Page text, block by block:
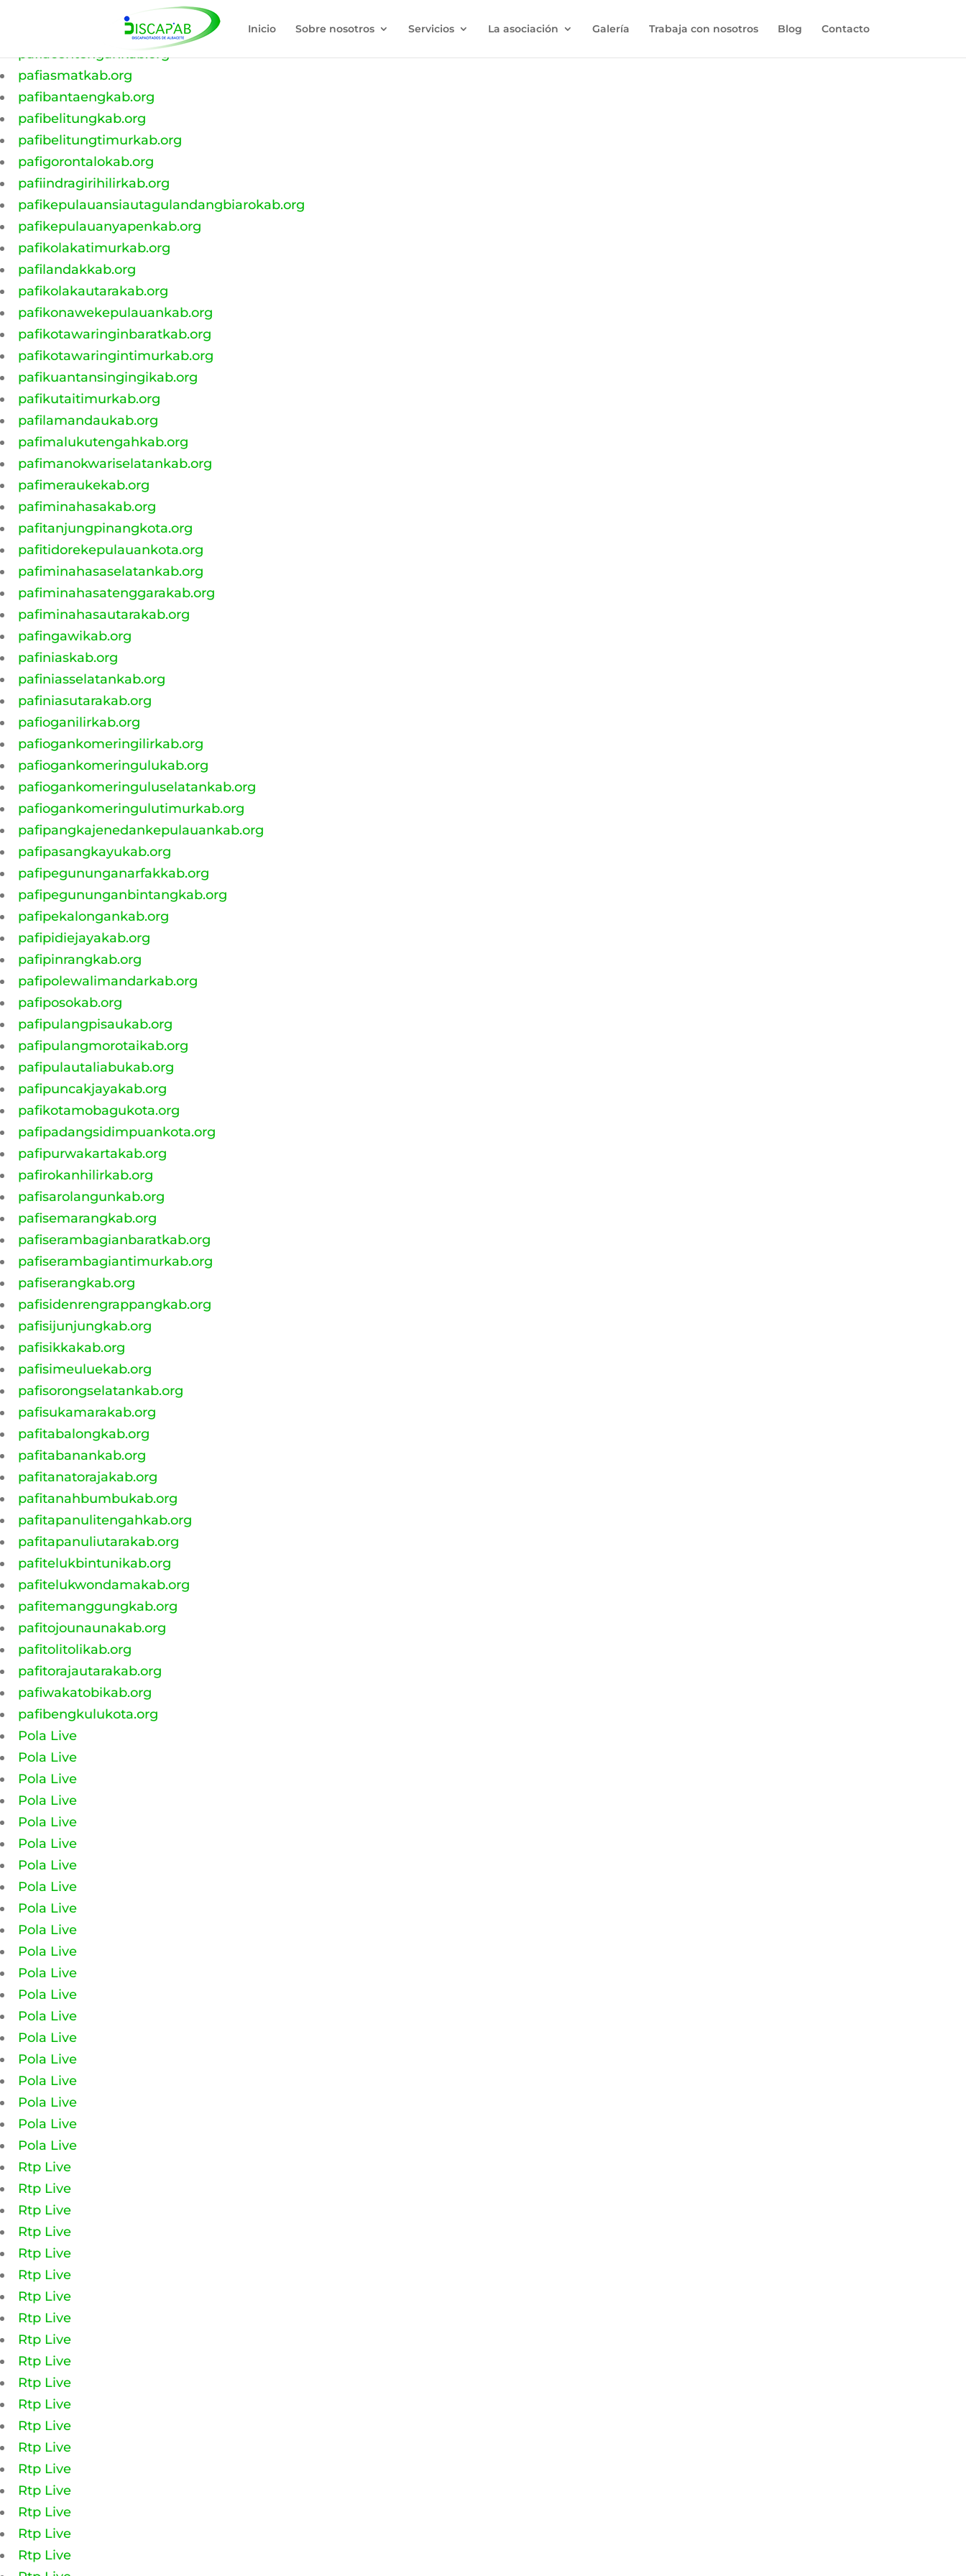
pafiacehbaratkab.org
pafiacehbesarkab.org
pafiacehtengahkab.org
pafiasmatkab.org
pafibantaengkab.org
pafibelitungkab.org
pafibelitungtimurkab.org
pafigorontalokab.org
pafiindragirihilirkab.org
pafikepulauansiautagulandangbiarokab.org
pafikepulauanyapenkab.org
pafikolakatimurkab.org
pafilandakkab.org
pafikolakautarakab.org
pafikonawekepulauankab.org
pafikotawaringinbaratkab.org
pafikotawaringintimurkab.org
pafikuantansingingikab.org
pafikutaitimurkab.org
pafilamandaukab.org
pafimalukutengahkab.org
pafimanokwariselatankab.org
pafimeraukekab.org
pafiminahasakab.org
pafitanjungpinangkota.org
pafitidorekepulauankota.org
pafiminahasaselatankab.org
pafiminahasatenggarakab.org
pafiminahasautarakab.org
pafingawikab.org
pafiniaskab.org
pafiniasselatankab.org
pafiniasutarakab.org
pafioganilirkab.org
pafiogankomeringilirkab.org
pafiogankomeringulukab.org
pafiogankomeringuluselatankab.org
pafiogankomeringulutimurkab.org
pafipangkajenedankepulauankab.org
pafipasangkayukab.org
pafipegununganarfakkab.org
pafipegununganbintangkab.org
pafipekalongankab.org
pafipidiejayakab.org
pafipinrangkab.org
pafipolewalimandarkab.org
pafiposokab.org
pafipulangpisaukab.org
pafipulangmorotaikab.org
pafipulautaliabukab.org
pafipuncakjayakab.org
pafikotamobagukota.org
pafipadangsidimpuankota.org
pafipurwakartakab.org
pafirokanhilirkab.org
pafisarolangunkab.org
pafisemarangkab.org
pafiserambagianbaratkab.org
pafiserambagiantimurkab.org
pafiserangkab.org
pafisidenrengrappangkab.org
pafisijunjungkab.org
pafisikkakab.org
pafisimeuluekab.org
pafisorongselatankab.org
pafisukamarakab.org
pafitabalongkab.org
pafitabanankab.org
pafitanatorajakab.org
pafitanahbumbukab.org
pafitapanulitengahkab.org
pafitapanuliutarakab.org
pafitelukbintunikab.org
pafitelukwondamakab.org
pafitemanggungkab.org
pafitojounaunakab.org
pafitolitolikab.org
pafitorajautarakab.org
pafiwakatobikab.org
pafibengkulukota.org
Pola Live
Pola Live
Pola Live
Pola Live
Pola Live
Pola Live
Pola Live
Pola Live
Pola Live
Pola Live
Pola Live
Pola Live
Pola Live
Pola Live
Pola Live
Pola Live
Pola Live
Pola Live
Pola Live
Pola Live
Rtp Live
Rtp Live
Rtp Live
Rtp Live
Rtp Live
Rtp Live
Rtp Live
Rtp Live
Rtp Live
Rtp Live
Rtp Live
Rtp Live
Rtp Live
Rtp Live
Rtp Live
Rtp Live
Rtp Live
Rtp Live
Rtp Live
Inicio Sobre nosotros Servicios La asociación Galería Trabaja con nosotros Blog Contacto